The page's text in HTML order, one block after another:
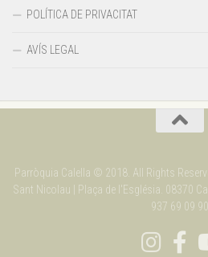
POLÍTICA DE PRIVACITAT
AVÍS LEGAL
Parròquia Calella © 2018. All Rights
Sant Nicolau | Plaça de l'Església. 08370
937 69 09 90